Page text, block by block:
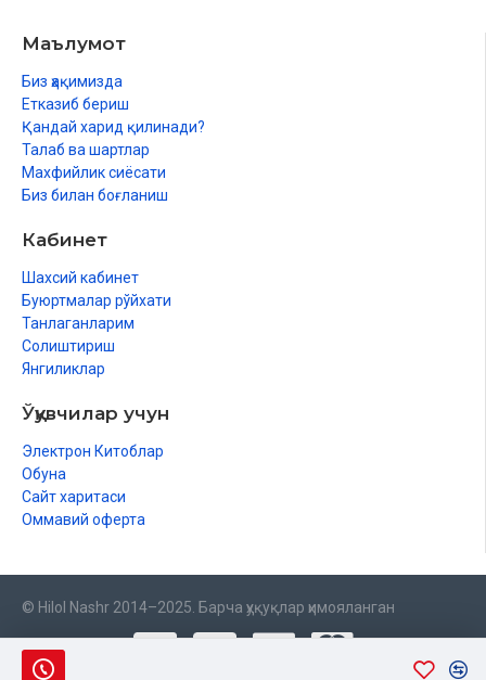
Маълумот
Биз ҳақимизда
Етказиб бериш
Қандай харид қилинади?
Талаб ва шартлар
Махфийлик сиёсати
Биз билан боғланиш
Кабинет
Шахсий кабинет
Буюртмалар рўйхати
Танлаганларим
Солиштириш
Янгиликлар
Ўқувчилар учун
Электрон Китоблар
Обуна
Сайт харитаси
Оммавий оферта
© Hilol Nashr 2014–2025. Барча ҳуқуқлар ҳимояланган